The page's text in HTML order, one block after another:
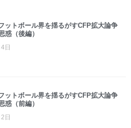
ットボール界を揺るがすCFP拡大論争
惑（後編）
日
ットボール界を揺るがすCFP拡大論争
惑（前編）
日